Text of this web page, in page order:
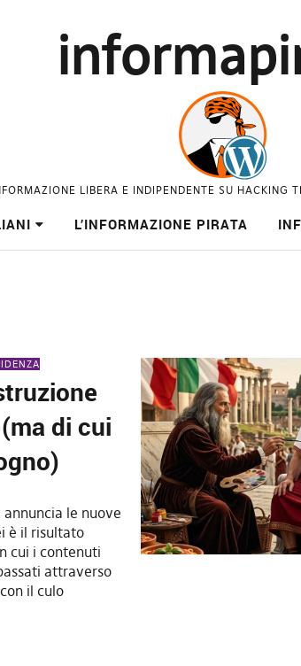
LIBERA E INDIPENDENTE SU HACKING
L’INFORMAZIONE PIRATA
di cui
le nuove
è il risultato
cui i contenuti
attraverso
il culo